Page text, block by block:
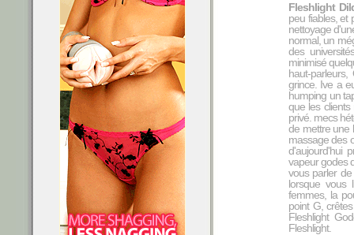
Fleshlight
peu fiables, et
nettoyage
normal, un
des
minimisé
haut-
grince. Ive a
humping un
que les
privé. mecs
de mettre une
massage des
d'aujourd'hui
vapeur godes
vous parler
lorsque vous
femmes, la
point G,
Fleshlight
Fleshlight.